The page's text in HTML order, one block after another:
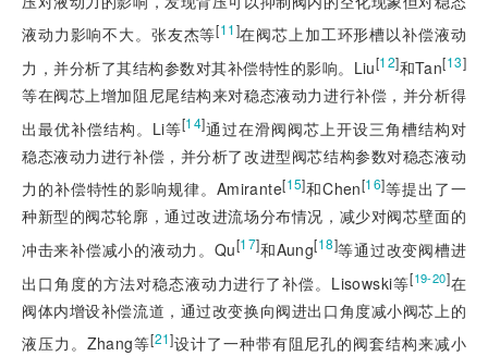
液动力影响不大。张友杰等[11]在阀芯上加工环形槽以补偿液动
力，并分析了其结构参数对其补偿特性的影响。Liu[12]和Tan[13]
等在阀芯上增加阻尼尾结构来对稳态液动力进行补偿，并分析得
出最优补偿结构。Li等[14]通过在滑阀阀芯上开设三角槽结构对
稳态液动力进行补偿，并分析了改进型阀芯结构参数对稳态液动
力的补偿特性的影响规律。Amirante[15]和Chen[16]等提出了一
种新型的阀芯轮廓，通过改进流场分布情况，减少对阀芯壁面的
冲击来补偿减小的液动力。Qu[17]和Aung[18]等通过改变阀槽进
出口角度的方法对稳态液动力进行了补偿。Lisowski等[19-20]在
阀体内增设补偿流道，通过改变换向阀进出口角度减小阀芯上的
液压力。Zhang等[21]设计了一种带有阻尼孔的阀套结构来减小